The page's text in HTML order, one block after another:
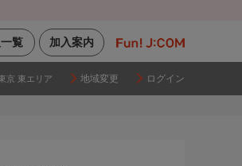
加入案内
覧
京 東エリア 地域変更 ログイン